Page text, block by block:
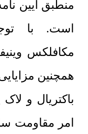
است. با
همچنین
باکتریال و
امر مقاومت